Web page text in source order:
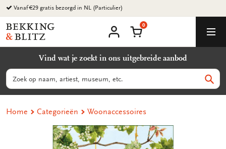
Ga
naar
content
Vanaf €29 gratis bezorgd in NL (Particulier)
Bekking
&
B.V.
account
Winkelmand
0
Vind wat je zoekt in ons uitgebreide aanbod
Zoeken
Home Categorieën Woonaccessoires